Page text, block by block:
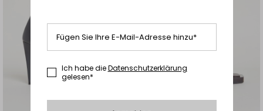
Fügen Sie Ihre E-Mail-Adresse hinzu*
Ich habe dieDatenschutzerklärung
gelesen*